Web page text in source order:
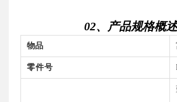
02、产品规格概述
物品
零件号